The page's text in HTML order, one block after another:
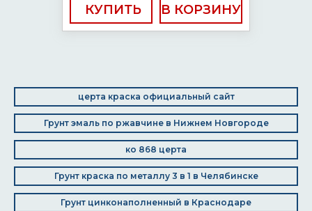
КУПИТЬ
церта краска официальный сайт
Грунт эмаль по ржавчине в Нижнем Новгороде
ко 868 церта
Грунт краска по металлу 3 в 1 в Челябинске
Грунт цинконаполненный в Краснодаре